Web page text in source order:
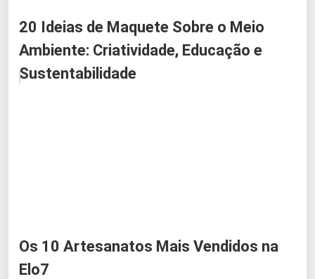
20 Ideias de Maquete Sobre o Meio
Ambiente: Criatividade, Educação e
Sustentabilidade
Os 10 Artesanatos Mais Vendidos na
Elo7